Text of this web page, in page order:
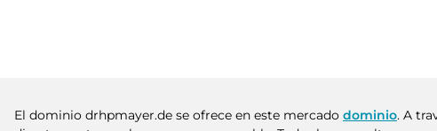
El dominio drhpmayer.de se ofrece en este mercado dominio. A